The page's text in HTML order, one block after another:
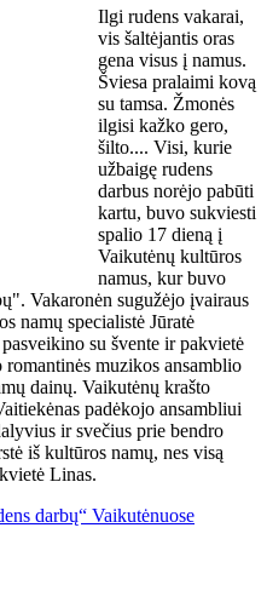
Ilgi rudens vakarai,
vis šaltėjantis oras
gena visus į namus.
Šviesa pralaimi kovą
su tamsa. Žmonės
ilgisi kažko gero,
šilto.... Visi, kurie
užbaigę rudens
darbus norėjo pabūti
kartu, buvo sukviesti
spalio 17 dieną į
Vaikutėnų kultūros
namus, kur buvo
Vakaronėn sugužėjo įvairaus
namų specialistė Jūratė
su švente ir pakvietė
muzikos ansamblio
dainų. Vaikutėnų krašto
padėkojo ansambliui
ir svečius prie bendro
iš kultūros namų, nes visą
Linas.
darbų“ Vaikutėnuose